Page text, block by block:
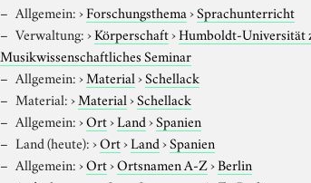
Allgemein:›Forschungsthema›Sprachunterricht
Verwaltung:›Körperschaft›Humboldt-Universität
Musikwissenschaftliches Seminar
Allgemein:›Material›Schellack
Material:›Material›Schellack
Allgemein:›Ort›Land›Spanien
Land (heute):›Ort›Land›Spanien
Allgemein:›Ort›Ortsnamen A-Z›Berlin